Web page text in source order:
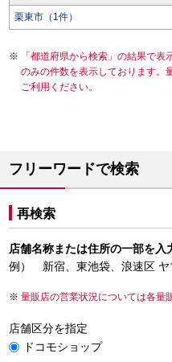
栗東市（1件）
「都道府県から検索」の結果で
のみの件数を表示しております。
ご利用ください。
フリーワードで検索
再検索
店舗名称または住所の一部を入
例） 新宿、東池袋、浪速区 ヤ
量販店の営業状況については各量
店舗区分を指定
ドコモショップ